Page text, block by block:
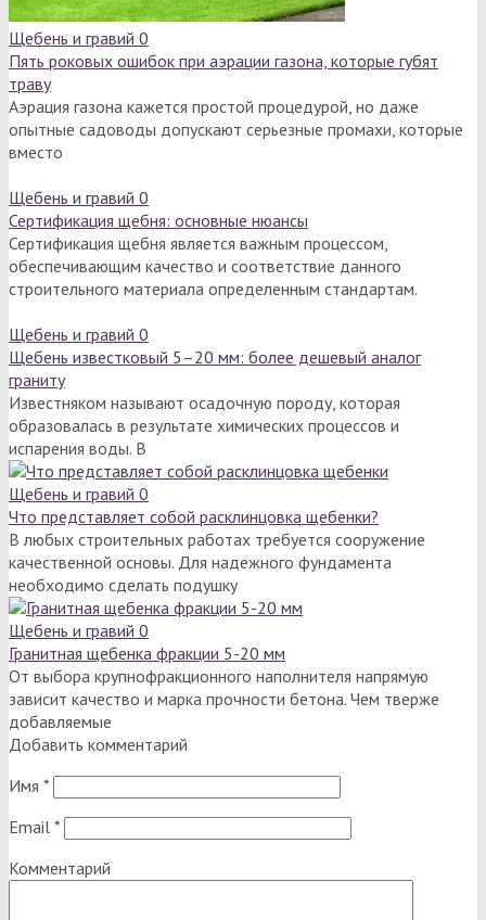
Щебень и гравий 0
Пять роковых ошибок при аэрации газона, которые губят
траву
Аэрация газона кажется простой процедурой, но даже
опытные садоводы допускают серьезные промахи, которые
вместо
Щебень и гравий 0
Сертификация щебня: основные нюансы
Сертификация щебня является важным процессом,
обеспечивающим качество и соответствие данного
строительного материала определенным стандартам.
Щебень и гравий 0
Щебень известковый 5–20 мм: более дешевый аналог
граниту
Известняком называют осадочную породу, которая
образовалась в результате химических процессов и
испарения воды. В
Щебень и гравий 0
Что представляет собой расклинцовка щебенки?
В любых строительных работах требуется сооружение
качественной основы. Для надежного фундамента
необходимо сделать подушку
Щебень и гравий 0
Гранитная щебенка фракции 5-20 мм
От выбора крупнофракционного наполнителя напрямую
зависит качество и марка прочности бетона. Чем тверже
добавляемые
Добавить комментарий
Имя *
Email *
Комментарий